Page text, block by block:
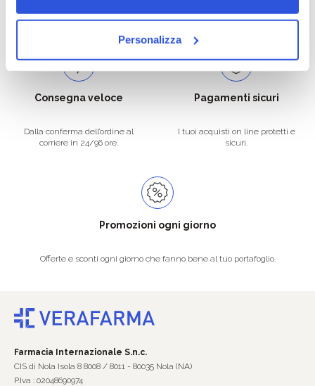
Personalizza
Spedizioni in tutta Europa a 20€.
Consegna veloce
Dalla conferma dell’ordine al
corriere in 24/96 ore.
Pagamenti sicuri
I tuoi acquisti on line protetti e
sicuri.
Promozioni ogni giorno
Offerte e sconti ogni giorno che fanno bene al tuo portafoglio.
Farmacia Internazionale S.n.c.
CIS di Nola Isola 8 8008 / 8011 - 80035 Nola (NA)
P.Iva : 02048690974